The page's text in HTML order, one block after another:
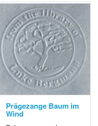
Prägezange Baum im
Wind